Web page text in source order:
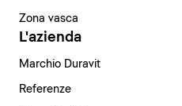
Zona vasca
L'azienda
Marchio Duravit
Referenze